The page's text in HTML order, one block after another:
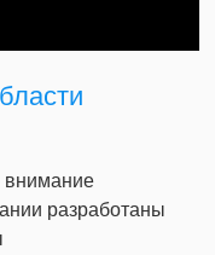
внимание
разработаны